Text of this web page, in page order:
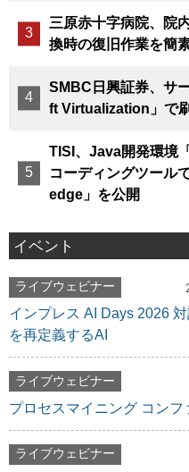
三原赤十字病院、院
換時の復旧作業を簡
SMBC日興証券、サ
ft Virtualization」で
TISI、Java開発環境
コーディングツール
edge」を公開
イベント
ライブウェビナー
インプレス AI Days 2026
を再定義するAI
ライブウェビナー
プロセスマイニング コンフ
ライブウェビナー